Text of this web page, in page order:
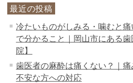
最近の投稿
冷たいものがしみる・噛むと
で分かること｜岡山市にある
院】
歯医者の麻酔は痛くない？｜
不安な方への対応